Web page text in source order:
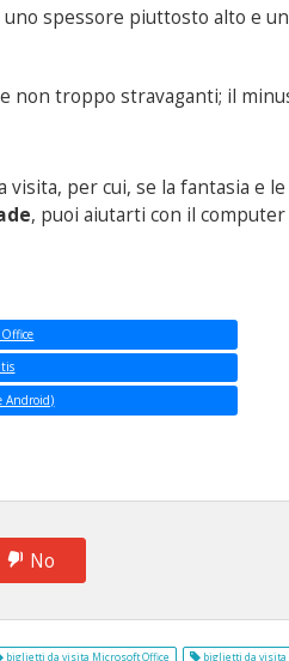
spessore piuttosto alto e
non troppo stravaganti; il
per cui, se la fantasia e
, puoi aiutarti con il computer
Android)
No
biglietti da visita Microsoft Office biglietti da